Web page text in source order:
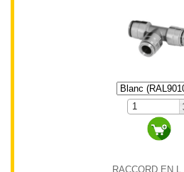
RACCORD EN L